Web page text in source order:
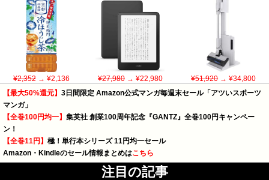
¥2,352→ ¥2,136 ¥27,980→ ¥22,980 ¥51,920→ ¥34,800
【最大50%還元】 3日間限定 Amazon公式マンガ毎週末セール「アツいスポーツ
マンガ」
【全巻100円均一】 集英社 創業100周年記念『GANTZ』全巻100円キャンペー
ン！
【全巻11円】 極！単行本シリーズ 11円均一セール
Amazon・Kindleのセール情報まとめはこちら
注目の記事